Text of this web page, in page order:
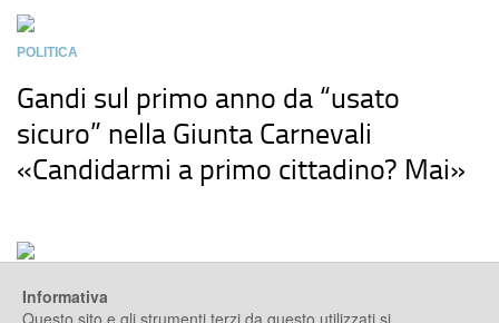
POLITICA
Gandi sul primo anno da “usato
sicuro” nella Giunta Carnevali
«Candidarmi a primo cittadino? Mai»
Informativa
Questo sito e gli strumenti terzi da questo utilizzati si